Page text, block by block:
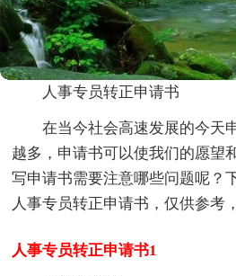
人事专员转正申请书
在当今社会高速发展的今天
越多，申请书可以使我们的愿望
写申请书需要注意哪些问题呢？
人事专员转正申请书，仅供参考
人事专员转正申请书1